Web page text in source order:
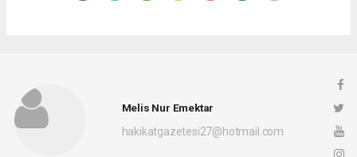
Melis Nur Emektar
hakikatgazetesi27@hotmail.com